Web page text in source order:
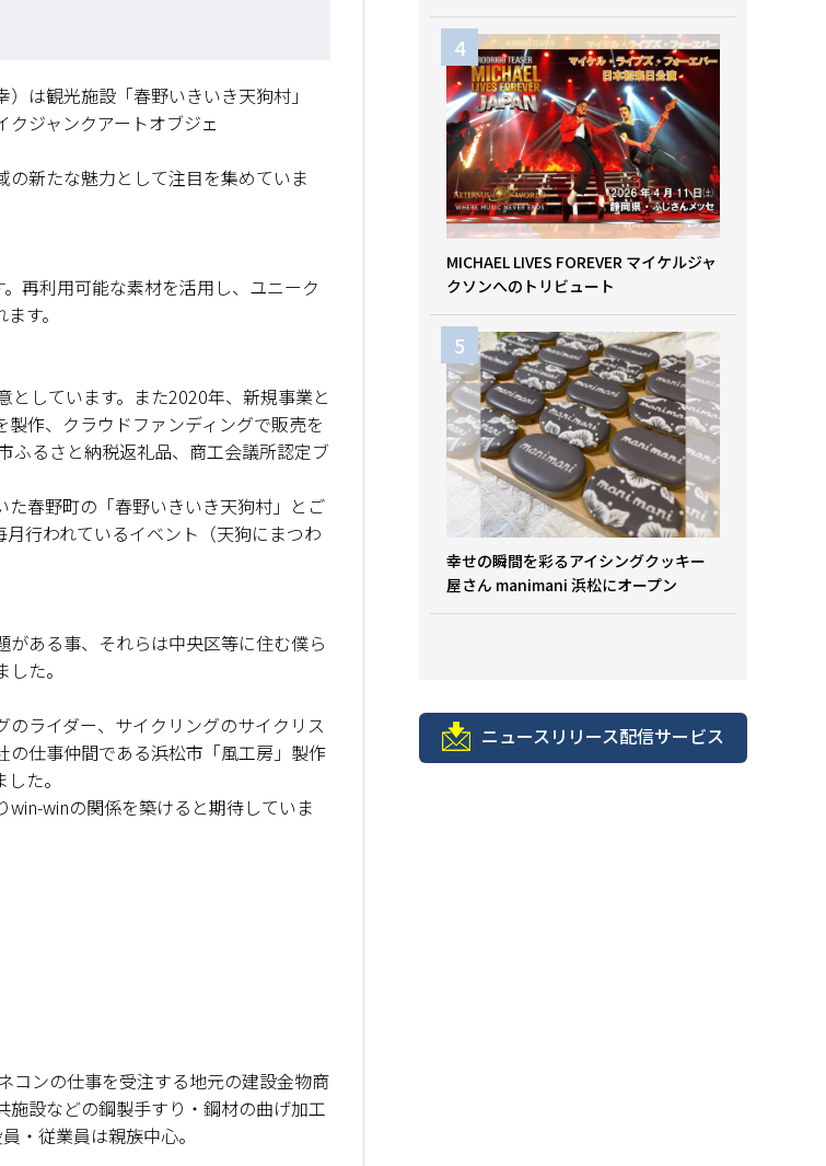
は観光施設「春野いきいき天狗村」
ジャンクアートオブジェ
新たな魅力として注目を集めていま
再利用可能な素材を活用し、ユニーク
す。
しています。また2020年、新規事業と
作、クラウドファンディングで販売を
ふるさと納税返礼品、商工会議所認定ブ
春野町の「春野いきいき天狗村」とご
行われているイベント（天狗にまつわ
ある事、それらは中央区等に住む僕ら
た。
ライダー、サイクリングのサイクリス
の仕事仲間である浜松市「風工房」製作
た。
winの関係を築けると期待していま
コンの仕事を受注する地元の建設金物商
設などの鋼製手すり・鋼材の曲げ加工
・従業員は親族中心。
MICHAEL LIVES FOREVER マイケルジャ
クソンへのトリビュート
幸せの瞬間を彩るアイシングクッキー
屋さん manimani 浜松にオープン
ニュースリリース配信サービス